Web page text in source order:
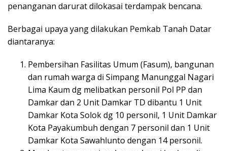
penanganan darurat dilokasai terdampak bencana.
Berbagai upaya yang dilakukan Pemkab Tanah Datar
diantaranya:
Pembersihan Fasilitas Umum (Fasum), bangunan
dan rumah warga di Simpang Manunggal Nagari
Lima Kaum dg melibatkan personil Pol PP dan
Damkar dan 2 Unit Damkar TD dibantu 1 Unit
Damkar Kota Solok dg 10 personil, 1 Unit Damkar
Kota Payakumbuh dengan 7 personil dan 1 Unit
Damkar Kota Sawahlunto dengan 14 personil.